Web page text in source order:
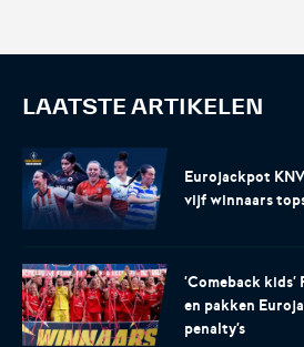
LAATSTE ARTIKELEN
Eurojackpot
vijf winnaars
'Comeback kids'
en pakken
penalty's